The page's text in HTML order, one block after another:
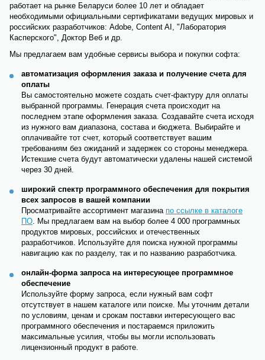
работает на рынке Беларуси более 10 лет и обладает
необходимыми официальными сертификатами ведущих мировых и
российских разработчиков: Adobe, Content AI, "Лаборатория
Касперского", Доктор Веб и др.
Мы предлагаем вам удобные сервисы выбора и покупки софта:
автоматизация оформления заказа и получение счета для
оплаты
Вы самостоятельно можете создать счет-фактуру для оплаты
выбранной программы. Генерация счета происходит на
последнем этапе оформления заказа. Создавайте счета исходя
из нужного вам диапазона, состава и бюджета. Выбирайте и
оплачивайте тот счет, который соответствует вашим
требованиям без ожиданий и задержек со стороны менеджера.
Истекшие счета будут автоматически удалены нашей системой
через 30 дней.
широкий спектр программного обеспечения для покрытия
всех запросов в вашей компании
Просматривайте ассортимент магазина по ссылке в каталоге
ПО. Мы предлагаем вам на выбор более 4 000 программных
продуктов мировых, российских и отечественных
разработчиков. Используйте для поиска нужной программы
навигацию как по разделу, так и по названию разработчика.
онлайн-форма запроса на интересующее программное
обеспечение
Используйте форму запроса, если нужный вам софт
отсутствует в нашем каталоге или поиске. Мы уточним детали
по условиям, ценам и срокам поставки интересующего вас
программного обеспечения и постараемся приложить
максимальные усилия, чтобы вы могли использовать
лицензионный продукт в работе.